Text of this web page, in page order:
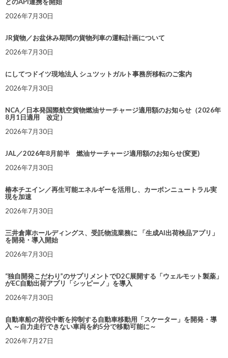
とのAPI連携を開始
2026年7月30日
JR貨物／お盆休み期間の貨物列車の運転計画について
2026年7月30日
にしてつドイツ現地法人 シュツットガルト事務所移転のご案内
2026年7月30日
NCA／日本発国際航空貨物燃油サーチャージ適用額のお知らせ（2026年
8月1日適用 改定）
2026年7月30日
JAL／2026年8月前半 燃油サーチャージ適用額のお知らせ(変更)
2026年7月30日
椿本チエイン／再生可能エネルギーを活用し、カーボンニュートラル実
現を加速
2026年7月30日
三井倉庫ホールディングス、受託物流業務に 「生成AI出荷検品アプリ」
を開発・導入開始
2026年7月30日
“独自開発こだわり”のサプリメントでD2C展開する「ウェルモット製薬」
がEC自動出荷アプリ「シッピーノ」を導入
2026年7月30日
自動車船の荷役中断を抑制する自動車移動用「スケーター」を開発・導
入 ～自力走行できない車両を約5分で移動可能に～
2026年7月27日